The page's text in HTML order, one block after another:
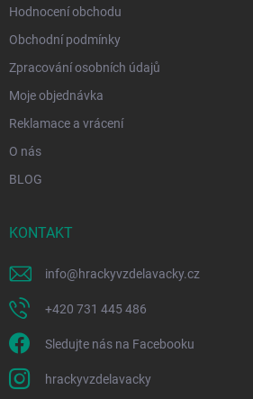
Hodnocení obchodu
Obchodní podmínky
Zpracování osobních údajů
Moje objednávka
Reklamace a vrácení
O nás
BLOG
KONTAKT
info@hrackyvzdelavacky.cz
+420 731 445 486
Sledujte nás na Facebooku
hrackyvzdelavacky